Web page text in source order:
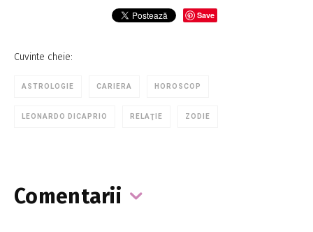
Save
Cuvinte cheie:
ASTROLOGIE CARIERA HOROSCOP
LEONARDO DICAPRIO RELAŢIE ZODIE
Comentarii